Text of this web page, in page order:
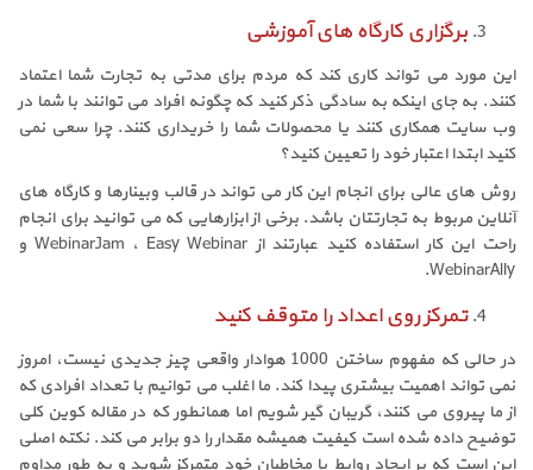
برگزاری کارگاه های آموزشی
این مورد می تواند کاری کند که مردم برای مدتی به تجارت شما اعتماد
کنند. به جای اینکه به سادگی ذکر کنید که چگونه افراد می توانند با شما در
وب سایت همکاری کنند یا محصولات شما را خریداری کنند. چرا سعی نمی
کنید ابتدا اعتبار خود را تعیین کنید؟
روش های عالی برای انجام این کار می تواند در قالب وبینارها و کارگاه های
آنلاین مربوط به تجارتتان باشد. برخی از ابزارهایی که می توانید برای انجام
راحت این کار استفاده کنید عبارتند از WebinarJam ، Easy Webinar و
WebinarAlly.
تمرکز روی اعداد را متوقف کنید
در حالی که مفهوم ساختن 1000 هوادار واقعی چیز جدیدی نیست، امروز
نمی تواند اهمیت بیشتری پیدا کند. ما اغلب می توانیم با تعداد افرادی که
از ما پیروی می کنند، گریبان گیر شویم اما همانطور که در مقاله کوین کلی
توضیح داده شده است کیفیت همیشه مقدار را دو برابر می کند. نکته اصلی
این است که بر ایجاد روابط با مخاطبان خود متمرکز شوید و به طور مداوم